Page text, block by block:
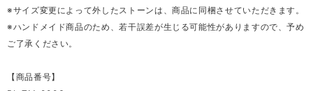
※サイズ変更によって外したストーンは、商品に同梱させていただきます。
※ハンドメイド商品のため、若干誤差が生じる可能性がありますので、予め
ご了承ください。
【商品番号】